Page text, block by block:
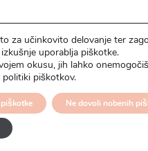
za učinkovito delovanje ter
uporablja piškotke.
okusu, jih lahko
politiki piškotkov.
Ne dovoli nobenih